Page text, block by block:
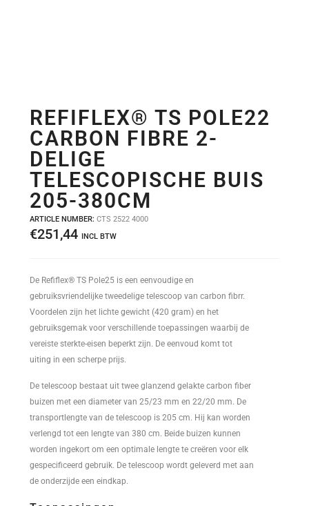
REFIFLEX® TS POLE22
CARBON FIBRE 2-
DELIGE
TELESCOPISCHE BUIS
205-380CM
ARTICLE NUMBER: CTS 2522 4000
€251,44 INCL BTW
De Refiflex® TS Pole25 is een eenvoudige en
gebruiksvriendelijke tweedelige telescoop van carbon fibrr.
Voordelen zijn het lichte gewicht (420 gram) en het
gebruiksgemak voor verschillende toepassingen waarbij de
vereiste sterkte-eisen beperkt zijn. De eenvoud komt tot
uiting in een scherpe prijs.
De telescoop bestaat uit twee glanzend gelakte carbon fiber
buizen met een diameter van 25/23 mm en 22/20 mm. De
transportlengte van de telescoop is 205 cm. Hij kan worden
verlengd tot een lengte van 380 cm. Beide buizen kunnen
worden ingekort om een optimale lengte te creëren voor elk
gespecificeerd gebruik. De telescoop wordt geleverd met aan
de onderzijde een eindkap.